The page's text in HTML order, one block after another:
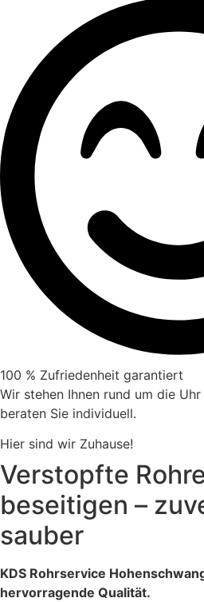
100 % Zufriedenheit garantiert
Wir stehen Ihnen rund um die
beraten Sie individuell.
Hier sind wir Zuhause!
Verstopfte
beseitigen –
sauber
KDS Rohrservice
hervorragende Qualität.